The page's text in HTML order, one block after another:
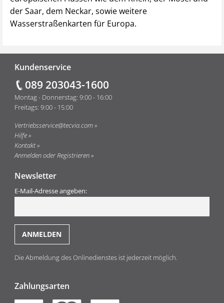
der Saar, dem Neckar, sowie weitere
Wasserstraßenkarten für Europa.
Kundenservice
089 203043-1600
Montag - Donnerstag: 9:00 - 16:00
Freitags: 9:00 - 15:00
Vertriebsservice@tecvia.com
Hilfe
Kontakt
Anmelden oder Registrieren
Newsletter
E-Mail-Adresse angeben:
Die Abmeldung des Onlinedienstes ist jederzeit möglich.
Zahlungsarten